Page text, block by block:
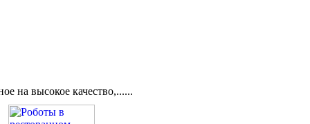
на высокое качество,......